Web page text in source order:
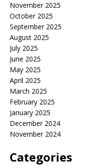
November 2025
October 2025
September 2025
August 2025
July 2025
June 2025
May 2025
April 2025
March 2025
February 2025
January 2025
December 2024
November 2024
Categories